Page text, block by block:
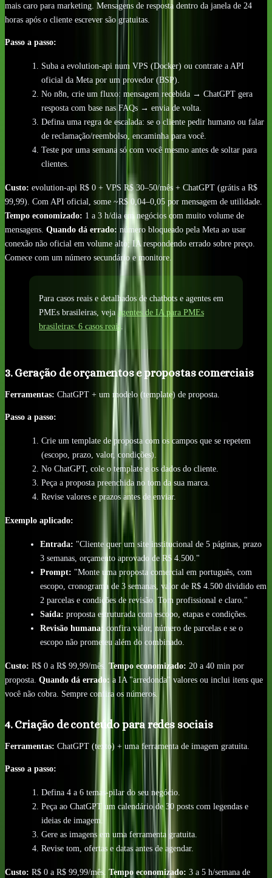
mais caro para marketing. Mensagens de resposta dentro da janela de 24
horas após o cliente escrever são gratuitas.
Passo a passo:
Suba a evolution-api num VPS (Docker) ou contrate a API
oficial da Meta por um provedor (BSP).
No n8n, crie um fluxo: mensagem recebida → ChatGPT gera
resposta com base nas FAQs → envia de volta.
Defina uma regra de escalada: se o cliente pedir humano ou falar
de reclamação/reembolso, encaminha para você.
Teste por uma semana só com você mesmo antes de soltar para
clientes.
Custo: evolution-api R$ 0 + VPS R$ 30–50/mês + ChatGPT (grátis a R$
99,99). Com API oficial, some ~R$ 0,04–0,05 por mensagem de utilidade.
Tempo economizado: 1 a 3 h/dia em negócios com muito volume de
mensagens. Quando dá errado: número bloqueado pela Meta ao usar
conexão não oficial em volume alto; IA respondendo errado sobre preço.
Comece com um número secundário e monitore.
Para casos reais e detalhados de chatbots e agentes em
PMEs brasileiras, vejaagentes de IA para PMEs
brasileiras: 6 casos reais.
3. Geração de orçamentos e propostas comerciais
Ferramentas: ChatGPT + um modelo (template) de proposta.
Passo a passo:
Crie um template de proposta com os campos que se repetem
(escopo, prazo, valor, condições).
No ChatGPT, cole o template e os dados do cliente.
Peça a proposta preenchida no tom da sua marca.
Revise valores e prazos antes de enviar.
Exemplo aplicado:
Entrada: "Cliente quer um site institucional de 5 páginas, prazo
3 semanas, orçamento aprovado de R$ 4.500."
Prompt: "Monte uma proposta comercial em português, com
escopo, cronograma de 3 semanas, valor de R$ 4.500 dividido em
2 parcelas e condições de revisão. Tom profissional e claro."
Saída: proposta estruturada com escopo, etapas e condições.
Revisão humana: confira valor, número de parcelas e se o
escopo não prometeu além do combinado.
Custo: R$ 0 a R$ 99,99/mês. Tempo economizado: 20 a 40 min por
proposta. Quando dá errado:a IA "arredonda" valores ou inclui itens que
você não cobra. Sempre confira os números.
4. Criação de conteúdo para redes sociais
Ferramentas: ChatGPT (texto) + uma ferramenta de imagem gratuita.
Passo a passo:
Defina 4 a 6 temas-pilar do seu negócio.
Peça ao ChatGPT um calendário de 30 posts com legendas e
ideias de imagem.
Gere as imagens em uma ferramenta gratuita.
Revise tom, ofertas e datas antes de agendar.
Custo: R$ 0 a R$ 99,99/mês. Tempo economizado: 3 a 5 h/semana de